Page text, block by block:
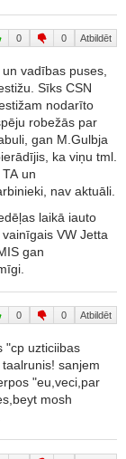
0 0 Atbildēt
vadības puses,
CSN
gan M.Gulbja
un
nav aktuāli.
laikā iauto
VW Jetta
0 0 Atbildēt
"cp uzticiibas
sanjem
"eu,veci,par
mosh